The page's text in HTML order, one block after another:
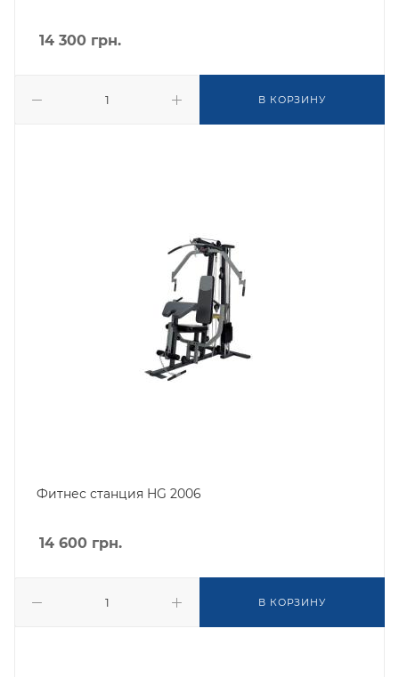
14 300 грн.
В КОРЗИНУ
Фитнес станция HG 2006
14 600 грн.
В КОРЗИНУ